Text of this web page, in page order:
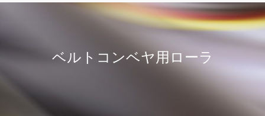
ベルトコンベヤ用ローラ